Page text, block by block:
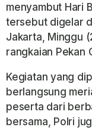
menyambut Hari
tersebut digelar
Jakarta, Minggu
rangkaian Pekan
Kegiatan yang
berlangsung
peserta dari
bersama, Polri